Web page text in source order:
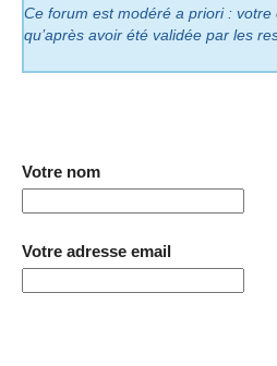
Ce forum est modéré a priori : votre
qu’après avoir été validée par les
Votre nom
Votre adresse email